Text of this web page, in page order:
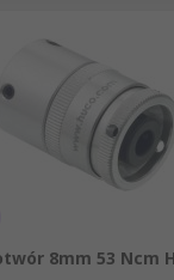
8mm 53 Ncm